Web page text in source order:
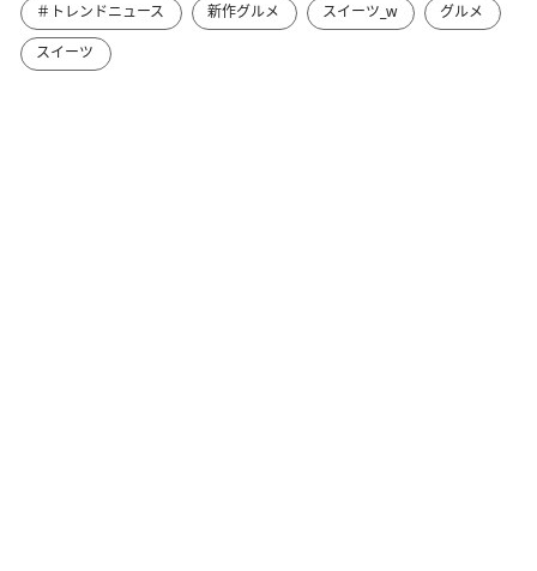
＃トレンドニュース 新作グルメ スイーツ_w
グルメ
スイーツ